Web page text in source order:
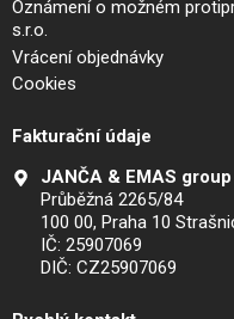
Oznámení o možném
s.r.o.
Vrácení objednávky
Cookies
Fakturační údaje
JANČA & EMAS group
Průběžná 2265/84
100 00, Praha 10
IČ: 25907069
DIČ: CZ25907069